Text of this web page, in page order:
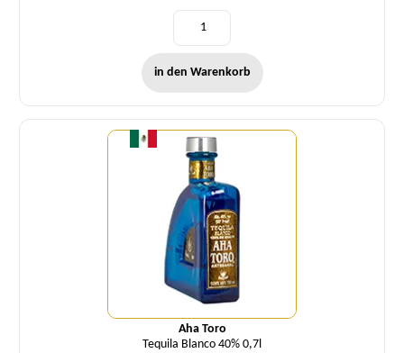
in den Warenkorb
Aha Toro
Tequila Blanco 40% 0,7l
Menge